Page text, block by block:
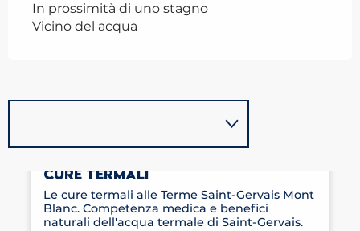
In prossimità di uno stagno
Vicino del acqua
CURE TERMALI
Le cure termali alle Terme Saint-Gervais Mont
Blanc. Competenza medica e benefici
naturali dell'acqua termale di Saint-Gervais.